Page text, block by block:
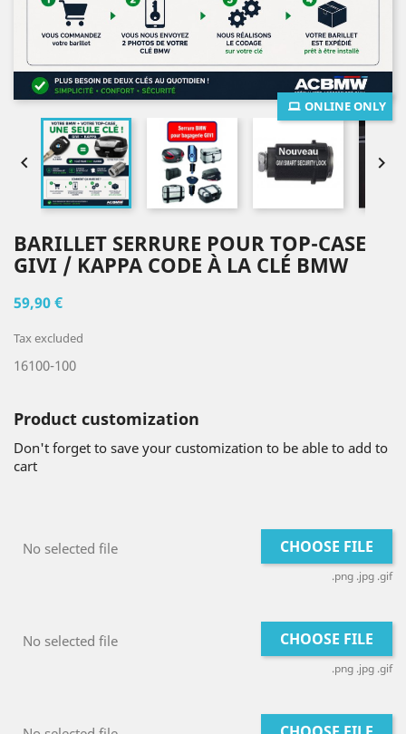
ONLINE ONLY
 
BARILLET SERRURE POUR TOP-CASE
GIVI / KAPPA CODE À LA CLÉ BMW
59,90 €
Tax excluded
16100-100
Product customization
Don't forget to save your customization to be able to add to
cart
No selected file CHOOSE FILE
.png .jpg .gif
No selected file CHOOSE FILE
.png .jpg .gif